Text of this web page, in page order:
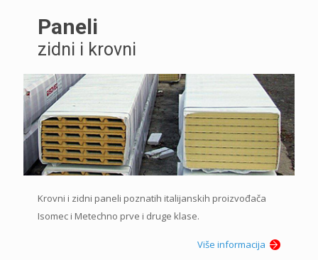
Paneli
zidni i krovni
Krovni i zidni paneli poznatih italijanskih proizvođača
Isomec i Metechno prve i druge klase.
Više informacija